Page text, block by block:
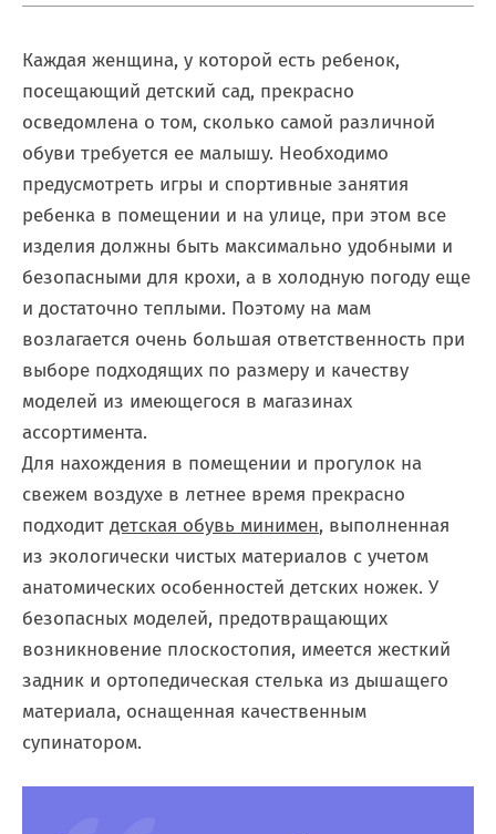
Каждая женщина, у которой есть ребенок,
посещающий детский сад, прекрасно
осведомлена о том, сколько самой различной
обуви требуется ее малышу. Необходимо
предусмотреть игры и спортивные занятия
ребенка в помещении и на улице, при этом все
изделия должны быть максимально удобными и
безопасными для крохи, а в холодную погоду еще
и достаточно теплыми. Поэтому на мам
возлагается очень большая ответственность при
выборе подходящих по размеру и качеству
моделей из имеющегося в магазинах
ассортимента.
Для нахождения в помещении и прогулок на
свежем воздухе в летнее время прекрасно
подходит детская обувь минимен, выполненная
из экологически чистых материалов с учетом
анатомических особенностей детских ножек. У
безопасных моделей, предотвращающих
возникновение плоскостопия, имеется жесткий
задник и ортопедическая стелька из дышащего
материала, оснащенная качественным
супинатором.